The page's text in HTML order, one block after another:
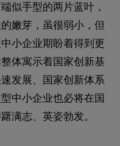
似手型的两片蓝叶，
嫩芽，虽很弱小，但
小企业期盼着得到更
体寓示着国家创新基
发展、国家创新体系
中小企业也必将在国
满志、英姿勃发。